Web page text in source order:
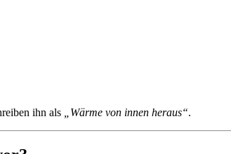
ihn als
„Wärme von innen heraus“.